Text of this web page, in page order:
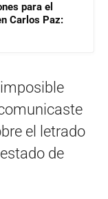
para el
Carlos Paz:
el letrado
de